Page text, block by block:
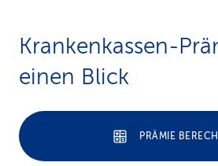
Krankenkassen-
einen Blick
PRÄMIE